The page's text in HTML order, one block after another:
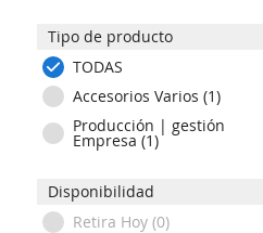
Tipo de producto
TODAS
Accesorios Varios (1)
Producción | gestión
Empresa (1)
Disponibilidad
Retira Hoy (0)